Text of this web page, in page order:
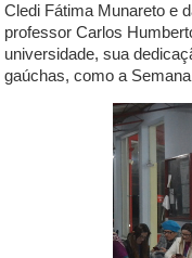
Cledi Fátima Munareto e
professor Carlos
universidade, sua
gaúchas, como a